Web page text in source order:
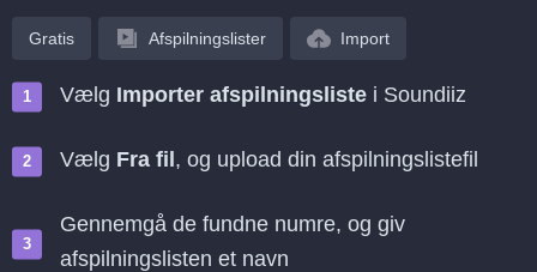
Gratis Afspilningslister Import
Vælg Importer afspilningsliste i Soundiiz
Vælg Fra fil , og upload din afspilningslistefil
Gennemgå de fundne numre, og giv
afspilningslisten et navn